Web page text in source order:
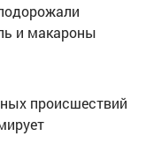
и макароны
происшествий